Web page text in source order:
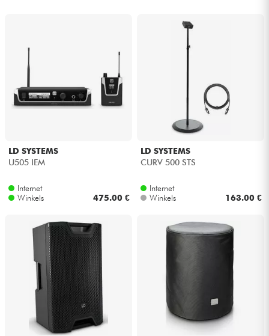
LD SYSTEMS
U505 IEM
Internet
Winkels
475.00 €
LD SYSTEMS
CURV 500 STS
Internet
Winkels
163.00 €